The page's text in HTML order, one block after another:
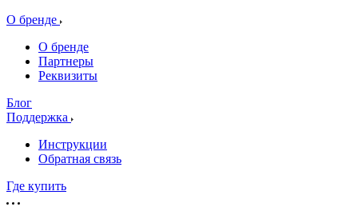
О бренде
О бренде
Партнеры
Реквизиты
Блог
Поддержка
Инструкции
Обратная связь
Где купить